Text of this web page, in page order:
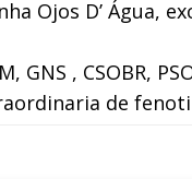
Ojos D’ Água,
, CSOBR,
de